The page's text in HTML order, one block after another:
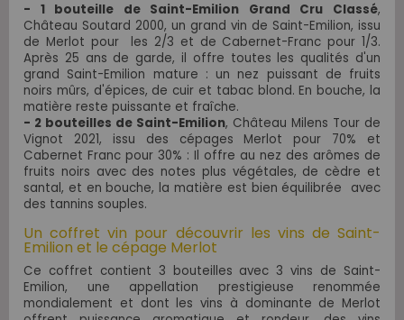
- 1 bouteille de Saint-Emilion Grand Cru Classé,
Château Soutard 2000, un grand vin de Saint-Emilion, issu
de Merlot pour les 2/3 et de Cabernet-Franc pour 1/3.
Après 25 ans de garde, il offre toutes les qualités d'un
grand Saint-Emilion mature : un nez puissant de fruits
noirs mûrs, d'épices, de cuir et tabac blond. En bouche, la
matière reste puissante et fraîche.
- 2 bouteilles de Saint-Emilion, Château Milens Tour de
Vignot 2021, issu des cépages Merlot pour 70% et
Cabernet Franc pour 30% : Il offre au nez des arômes de
fruits noirs avec des notes plus végétales, de cèdre et
santal, et en bouche, la matière est bien équilibrée avec
des tannins souples.
Un coffret vin pour découvrir les vins de Saint-
Emilion et le cépage Merlot
Ce coffret contient 3 bouteilles avec 3 vins de Saint-
Emilion, une appellation prestigieuse renommée
mondialement et dont les vins à dominante de Merlot